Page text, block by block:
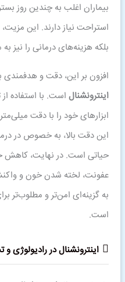
بیماران اغلب به چندین روز
استراحت نیاز دارند. این
بلکه هزینه‌های درمانی را
افزون بر این، دقت و هدفمندی
اینترونشنال است. با استفاده
ابزارهای خود را با دقت
این دقت بالا، به خصوص در
حیاتی است. در نهایت، کاهش
عفونت، لخته شدن خون و
به گزینه‌ای امن‌تر و مطلوب‌تر
است.
اینترونشنال در